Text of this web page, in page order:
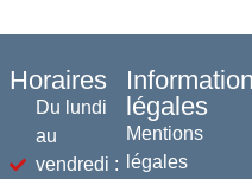
Horaires
Du lundi
au
vendredi :
légales
Mentions
légales